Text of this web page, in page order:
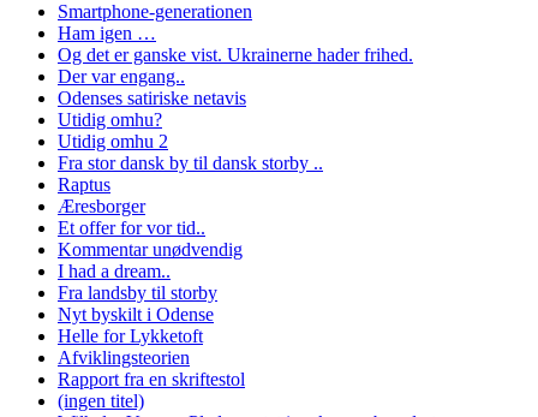
Smartphone-generationen
Ham igen …
Og det er ganske vist. Ukrainerne hader frihed.
Der var engang..
Odenses satiriske netavis
Utidig omhu?
Utidig omhu 2
Fra stor dansk by til dansk storby ..
Raptus
Æresborger
Et offer for vor tid..
Kommentar unødvendig
I had a dream..
Fra landsby til storby
Nyt byskilt i Odense
Helle for Lykketoft
Afviklingsteorien
Rapport fra en skriftestol
(ingen titel)